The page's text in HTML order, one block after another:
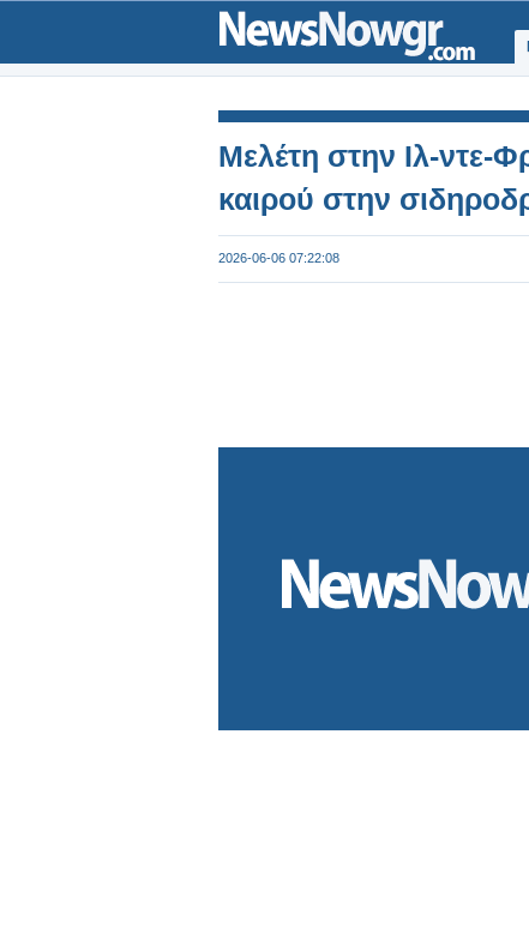
Μελέτη στην Ιλ-ντε-
καιρού στην
2026-06-06 07:22:08